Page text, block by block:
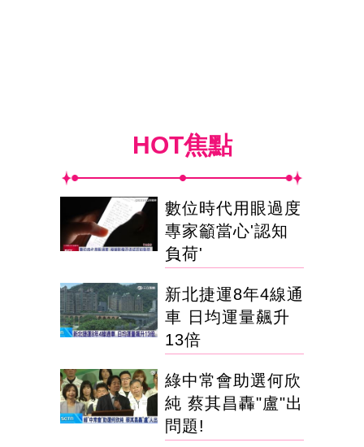
HOT焦點
數位時代用眼過度
專家籲當心'認知
負荷'
新北捷運8年4線通
車 日均運量飆升
13倍
綠中常會助選何欣
純 蔡其昌轟"盧"出
問題!